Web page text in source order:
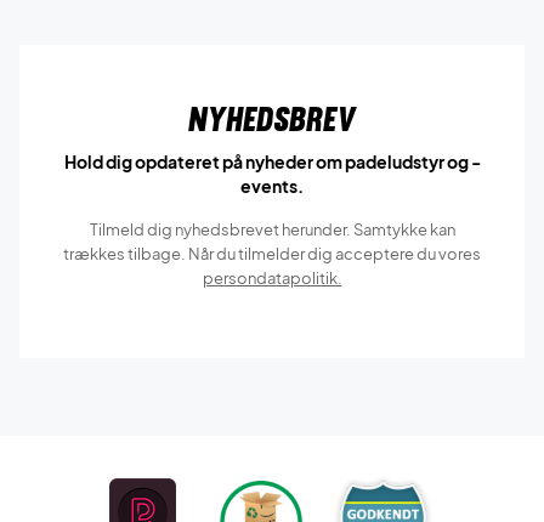
Nyhedsbrev
Hold dig opdateret på nyheder om padeludstyr og -
events.
Tilmeld dig nyhedsbrevet herunder. Samtykke kan
trækkes tilbage. Når du tilmelder dig acceptere du vores
persondatapolitik.